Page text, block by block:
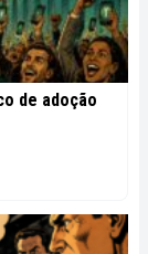
de adoção